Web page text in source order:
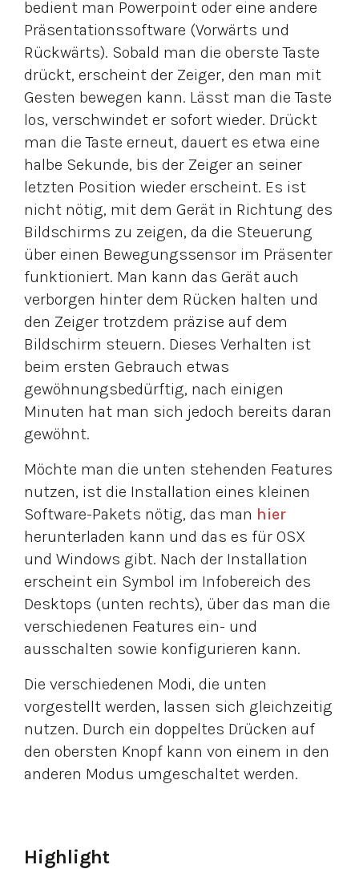
bedient man Powerpoint oder eine andere
Präsentationssoftware (Vorwärts und
Rückwärts). Sobald man die oberste Taste
drückt, erscheint der Zeiger, den man mit
Gesten bewegen kann. Lässt man die Taste
los, verschwindet er sofort wieder. Drückt
man die Taste erneut, dauert es etwa eine
halbe Sekunde, bis der Zeiger an seiner
letzten Position wieder erscheint. Es ist
nicht nötig, mit dem Gerät in Richtung des
Bildschirms zu zeigen, da die Steuerung
über einen Bewegungssensor im Präsenter
funktioniert. Man kann das Gerät auch
verborgen hinter dem Rücken halten und
den Zeiger trotzdem präzise auf dem
Bildschirm steuern. Dieses Verhalten ist
beim ersten Gebrauch etwas
gewöhnungsbedürftig, nach einigen
Minuten hat man sich jedoch bereits daran
gewöhnt.
Möchte man die unten stehenden Features
nutzen, ist die Installation eines kleinen
Software-Pakets nötig, das man hier
herunterladen kann und das es für OSX
und Windows gibt. Nach der Installation
erscheint ein Symbol im Infobereich des
Desktops (unten rechts), über das man die
verschiedenen Features ein- und
ausschalten sowie konfigurieren kann.
Die verschiedenen Modi, die unten
vorgestellt werden, lassen sich gleichzeitig
nutzen. Durch ein doppeltes Drücken auf
den obersten Knopf kann von einem in den
anderen Modus umgeschaltet werden.
Highlight